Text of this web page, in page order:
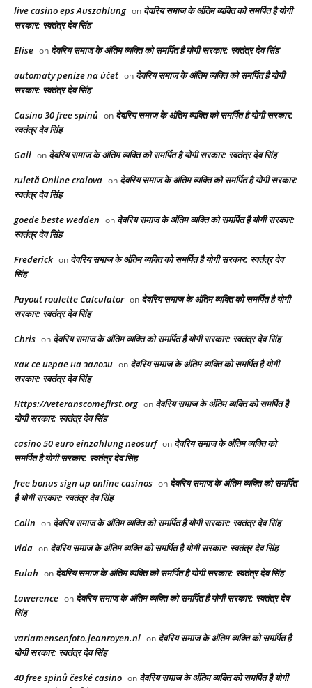
live casino eps Auszahlung on देवरिय समाज के अंतिम व्यक्ति को समर्पित है योगी
सरकार: स्वतंत्र देव सिंह
Elise on देवरिय समाज के अंतिम व्यक्ति को समर्पित है योगी सरकार: स्वतंत्र देव सिंह
automaty peníze na účet on देवरिय समाज के अंतिम व्यक्ति को समर्पित है योगी
सरकार: स्वतंत्र देव सिंह
Casino 30 free spinů on देवरिय समाज के अंतिम व्यक्ति को समर्पित है योगी सरकार:
स्वतंत्र देव सिंह
Gail on देवरिय समाज के अंतिम व्यक्ति को समर्पित है योगी सरकार: स्वतंत्र देव सिंह
ruletă Online craiova on देवरिय समाज के अंतिम व्यक्ति को समर्पित है योगी सरकार:
स्वतंत्र देव सिंह
goede beste wedden on देवरिय समाज के अंतिम व्यक्ति को समर्पित है योगी सरकार:
स्वतंत्र देव सिंह
Frederick on देवरिय समाज के अंतिम व्यक्ति को समर्पित है योगी सरकार: स्वतंत्र देव
सिंह
Payout roulette Calculator on देवरिय समाज के अंतिम व्यक्ति को समर्पित है योगी
सरकार: स्वतंत्र देव सिंह
Chris on देवरिय समाज के अंतिम व्यक्ति को समर्पित है योगी सरकार: स्वतंत्र देव सिंह
как се играе на залози on देवरिय समाज के अंतिम व्यक्ति को समर्पित है योगी
सरकार: स्वतंत्र देव सिंह
Https://veteranscomefirst.org on देवरिय समाज के अंतिम व्यक्ति को समर्पित है
योगी सरकार: स्वतंत्र देव सिंह
casino 50 euro einzahlung neosurf on देवरिय समाज के अंतिम व्यक्ति को
समर्पित है योगी सरकार: स्वतंत्र देव सिंह
free bonus sign up online casinos on देवरिय समाज के अंतिम व्यक्ति को समर्पित
है योगी सरकार: स्वतंत्र देव सिंह
Colin on देवरिय समाज के अंतिम व्यक्ति को समर्पित है योगी सरकार: स्वतंत्र देव सिंह
Vida on देवरिय समाज के अंतिम व्यक्ति को समर्पित है योगी सरकार: स्वतंत्र देव सिंह
Eulah on देवरिय समाज के अंतिम व्यक्ति को समर्पित है योगी सरकार: स्वतंत्र देव सिंह
Lawerence on देवरिय समाज के अंतिम व्यक्ति को समर्पित है योगी सरकार: स्वतंत्र देव
सिंह
variamensenfoto.jeanroyen.nl on देवरिय समाज के अंतिम व्यक्ति को समर्पित है
योगी सरकार: स्वतंत्र देव सिंह
40 free spinů české casino on देवरिय समाज के अंतिम व्यक्ति को समर्पित है योगी